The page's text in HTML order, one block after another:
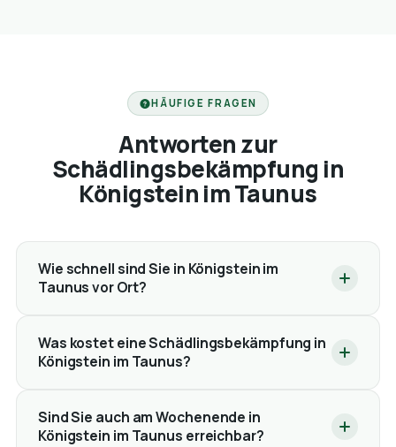
HÄUFIGE FRAGEN
Antworten zur
Schädlingsbekämpfung in
Königstein im Taunus
Wie schnell sind Sie in Königstein im
Taunus vor Ort?
Was kostet eine Schädlingsbekämpfung in
Königstein im Taunus?
Sind Sie auch am Wochenende in
Königstein im Taunus erreichbar?